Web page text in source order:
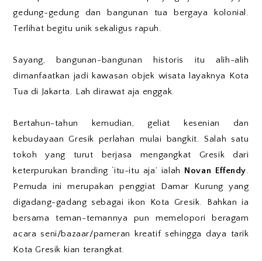
gedung-gedung dan bangunan tua bergaya kolonial.
Terlihat begitu unik sekaligus rapuh.
Sayang, bangunan-bangunan historis itu alih-alih
dimanfaatkan jadi kawasan objek wisata layaknya Kota
Tua di Jakarta. Lah dirawat aja enggak.
Bertahun-tahun kemudian, geliat kesenian dan
kebudayaan Gresik perlahan mulai bangkit. Salah satu
tokoh yang turut berjasa mengangkat Gresik dari
keterpurukan branding ‘itu-itu aja’ ialah Novan Effendy.
Pemuda ini merupakan penggiat Damar Kurung yang
digadang-gadang sebagai ikon Kota Gresik. Bahkan ia
bersama teman-temannya pun memelopori beragam
acara seni/bazaar/pameran kreatif sehingga daya tarik
Kota Gresik kian terangkat.